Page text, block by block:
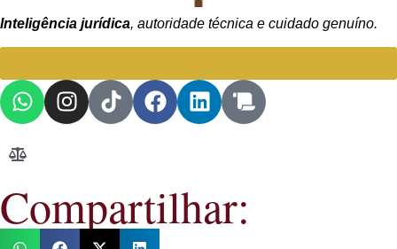
Inteligência jurídica, autoridade técnica e cuidado genuíno.
Compartilhar: